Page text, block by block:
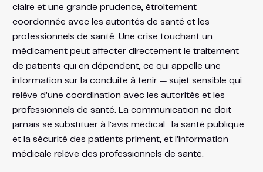
claire et une grande prudence, étroitement
coordonnée avec les autorités de santé et les
professionnels de santé. Une crise touchant un
médicament peut affecter directement le traitement
de patients qui en dépendent, ce qui appelle une
information sur la conduite à tenir — sujet sensible qui
relève d’une coordination avec les autorités et les
professionnels de santé. La communication ne doit
jamais se substituer à l’avis médical : la santé publique
et la sécurité des patients priment, et l’information
médicale relève des professionnels de santé.